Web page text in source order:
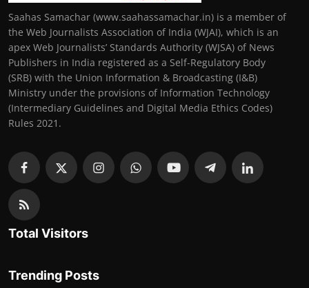
Saahas Samachar (www.saahassamachar.in) is a member of
the Web Journalists Association of India (WJAI), which is an
apex Web Journalists’ Standards Authority (WJSA) of News
Publishers in India registered as a Self-Regulatory Body
(SRB) with the Union Information & Broadcasting (I&B)
Ministry under the provisions of Information Technology
(Intermediary Guidelines and Digital Media Ethics Codes)
Rules 2021.
Total Visitors
Trending Posts